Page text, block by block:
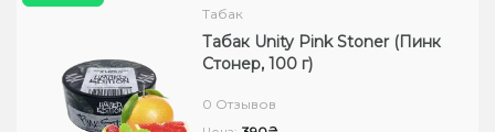
Табак
Табак Unity Pink Stoner (Пинк
Стонер, 100 г)
0 Отзывов